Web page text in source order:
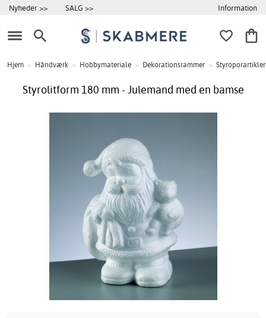
Nyheder >> SALG >> Information
Hjem > Håndværk > Hobbymateriale > Dekorationsrammer > Styroporartikler
Styrolitform 180 mm - Julemand med en bamse